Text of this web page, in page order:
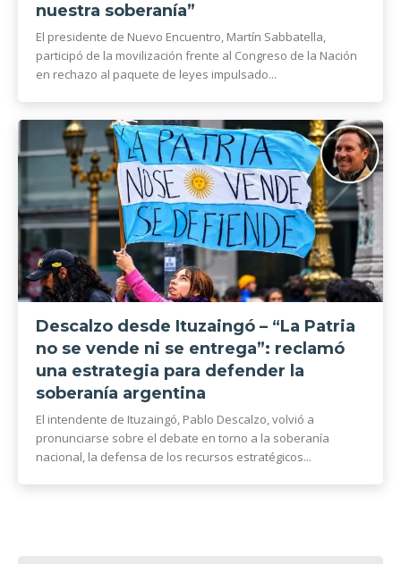
nuestra soberanía”
El presidente de Nuevo Encuentro, Martín Sabbatella,
participó de la movilización frente al Congreso de la Nación
en rechazo al paquete de leyes impulsado...
Descalzo desde Ituzaingó – “La Patria
no se vende ni se entrega”: reclamó
una estrategia para defender la
soberanía argentina
El intendente de Ituzaingó, Pablo Descalzo, volvió a
pronunciarse sobre el debate en torno a la soberanía
nacional, la defensa de los recursos estratégicos...